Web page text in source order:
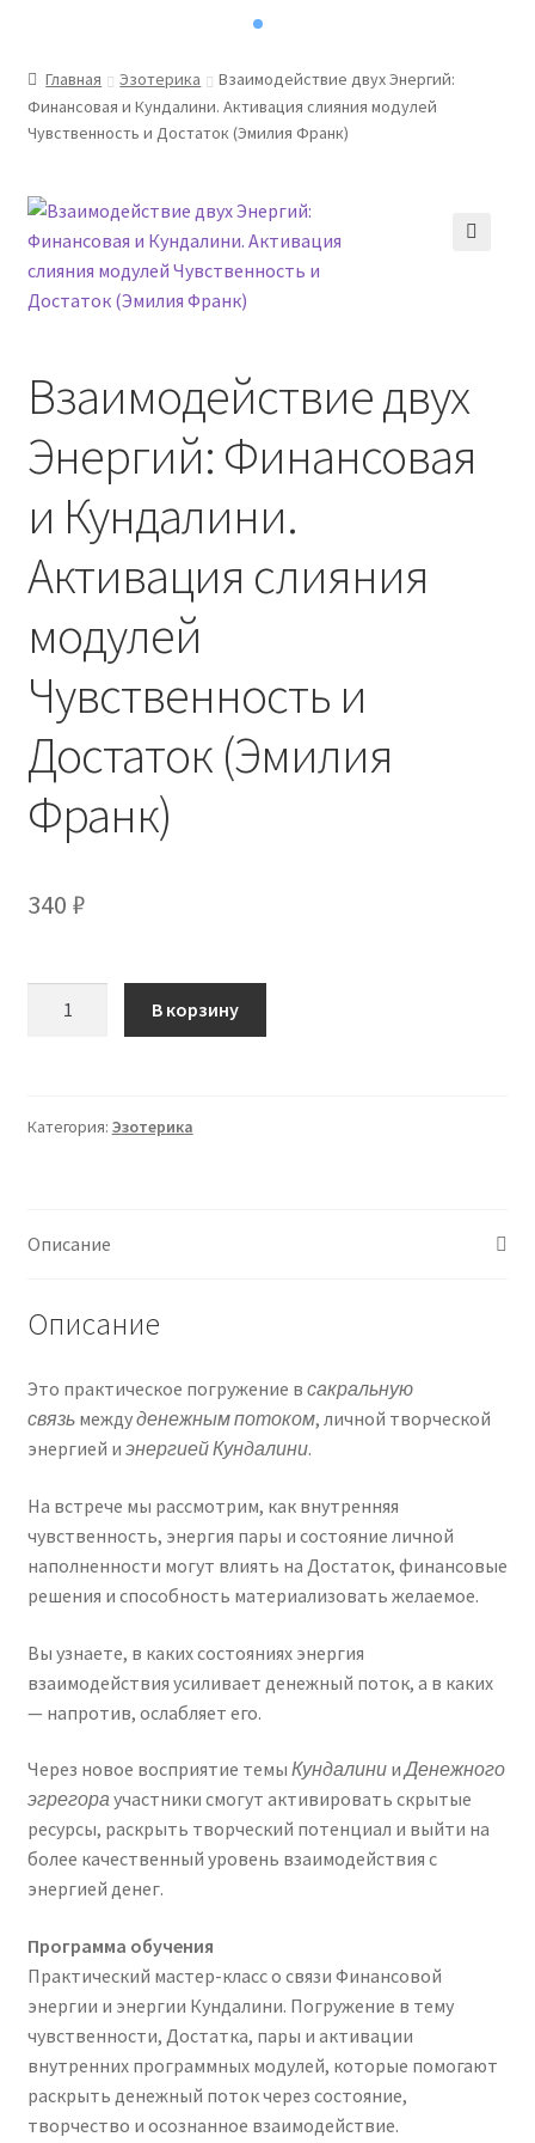
Главная Эзотерика
Взаимодействие двух Энергий:
Финансовая и Кундалини. Активация слияния модулей
Чувственность и Достаток (Эмилия Франк)
Взаимодействие двух
Энергий: Финансовая
и Кундалини.
Активация слияния
модулей
Чувственность и
Достаток (Эмилия
Франк)
340 ₽
Энергий:
Активация
Чувственность
Достаток
(Эмилия
Франк)
В корзину
Категория: Эзотерика
Описание
Описание
Это практическое погружение в сакральную
связьмеждуденежным потоком, личной творческой
энергией и энергией Кундалини.
На встрече мы рассмотрим, как внутренняя
чувственность, энергия пары и состояние личной
наполненности могут влиять на Достаток, финансовые
решения и способность материализовать желаемое.
Вы узнаете, в каких состояниях энергия
взаимодействия усиливает денежный поток, а в каких
— напротив, ослабляет его.
Через новое восприятие темы КундалинииДенежного
эгрегораучастники смогут активировать скрытые
ресурсы, раскрыть творческий потенциал и выйти на
более качественный уровень взаимодействия с
энергией денег.
Программа обучения
Практический мастер-класс о связи Финансовой
энергии и энергии Кундалини. Погружение в тему
чувственности, Достатка, пары и активации
внутренних программных модулей, которые помогают
раскрыть денежный поток через состояние,
творчество и осознанное взаимодействие.